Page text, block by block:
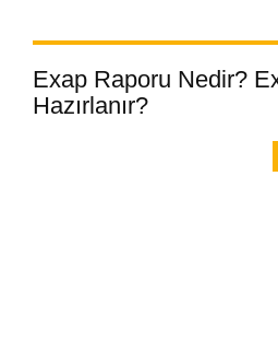
Exap Raporu Nedir?
Hazırlanır?